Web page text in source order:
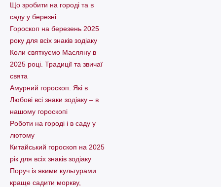
Що зробити на городі та в
саду у березні
Гороскоп на березень 2025
року для всіх знаків зодіаку
Коли святкуємо Масляну в
2025 році. Традиції та звичаї
свята
Амурний гороскоп. Які в
Любові всі знаки зодіаку – в
нашому гороскопі
Pоботи на городі і в саду у
лютому
Китайський гороскоп на 2025
рік для всіх знаків зодіаку
Поруч із якими культурами
краще садити моркву,